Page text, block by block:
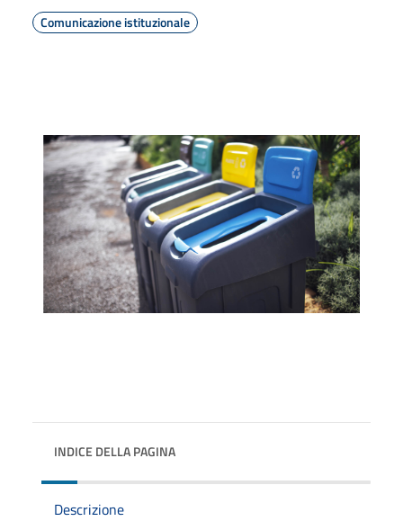
Comunicazione istituzionale
INDICE DELLA PAGINA
Descrizione